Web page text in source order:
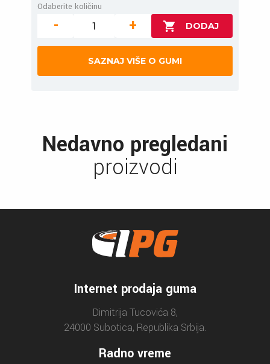
Odaberite količinu
- +
SAZNAJ VIŠE O GUMI
Nedavno pregledani
proizvodi
Internet prodaja guma
Dimitrija Tucovića 8,
24000 Subotica, Republika Srbija.
Radno vreme